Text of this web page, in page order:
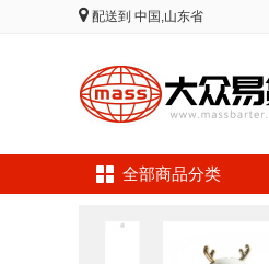
配送到 中国,山东省
全部商品分类